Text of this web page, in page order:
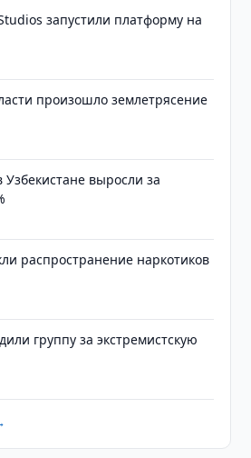
запустили платформу на
произошло землетрясение
выросли за
распространение наркотиков
группу за экстремистскую